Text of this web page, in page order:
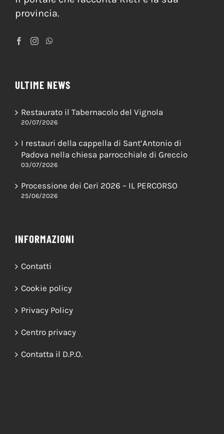
Il portale che racconta Rieti e la sua
provincia.
ULTIME NEWS
Restaurato il Tabernacolo del Vignola
I restauri della cappella di Sant’Antonio di
Padova nella chiesa parrocchiale di Greccio
Processione dei Ceri 2026 – IL PERCORSO
INFORMAZIONI
Cookie policy
Privacy Policy
Centro privacy